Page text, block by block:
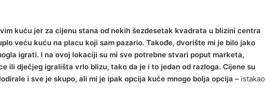
kuću jer za cijenu stana od nekih šezdesetak kvadrata u blizini centra
veću kuću na placu koji sam pazario. Takođe, dvorište mi je bilo jako
igrati. I na ovoj lokaciji su mi sve potrebne stvari poput marketa,
ili dječjeg igrališta vrlo blizu, tako da je i to jedan od razloga. Cijene su
i sve je skupo, ali mi je ipak opcija kuće mnogo bolja opcija – istakao